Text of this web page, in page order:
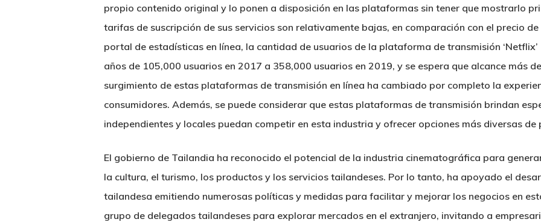
propio contenido original y lo ponen a disposición en las plataformas sin tener que mostrarlo
tarifas de suscripción de sus servicios son relativamente bajas, en comparación con el precio
portal de estadísticas en línea, la cantidad de usuarios de la plataforma de transmisión
años de 105,000 usuarios en 2017 a 358,000 usuarios en 2019, y se espera que alcance más
surgimiento de estas plataformas de transmisión en línea ha cambiado por completo la
consumidores. Además, se puede considerar que estas plataformas de transmisión brindan
independientes y locales puedan competir en esta industria y ofrecer opciones más diversas de
El gobierno de Tailandia ha reconocido el potencial de la industria cinematográfica para
la cultura, el turismo, los productos y los servicios tailandeses. Por lo tanto, ha apoyado el
tailandesa emitiendo numerosas políticas y medidas para facilitar y mejorar los negocios en
grupo de delegados tailandeses para explorar mercados en el extranjero, invitando a